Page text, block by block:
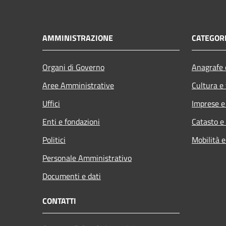
AMMINISTRAZIONE
Organi di Governo
Aree Amministrative
Uffici
Enti e fondazioni
Politici
Personale Amministrativo
Documenti e dati
Cultura
Imprese
Catasto
Mobilità
CONTATTI